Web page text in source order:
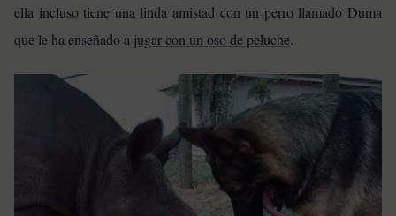
ella incluso tiene una linda amistad con un perro llamado Duma
que le ha enseñado a jugar con un oso de peluche.